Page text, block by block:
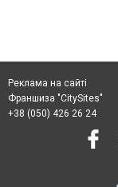
Реклама на сайті
Франшиза "CitySites"
+38 (050) 426 26 24